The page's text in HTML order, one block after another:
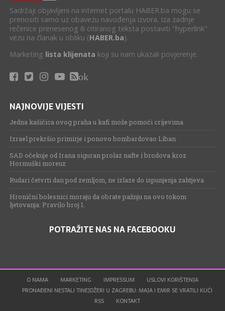
Sadržaji objavljeni na internet portalu HABER.ba mogu se
prenositi samo uz obavezu navođenja izvora. Iza zadnje
rečenice prenesenog ili citiranog teksta postaviti "hyperlink"
vezu na članak u obliku (HABER.ba).
Marketing lista klijenata koji su nam ukazali povjerenje.
ok
NAJNOVIJE VIJESTI
Jedna kašičica ovog praha u kafi može pomoći crijevima
Izrael prekršio primirje i ponovo bombardovao Liban
SAD očekuje od Irana siguran prolaz nafte i brodova kroz
Hormuški moreuz
Rudari četvrti dan pod zemljom, ne izlaze do ispunjenja zahtjeva
Hronični bolesnici moraju da obrate pažnju na ovo tokom
ljetovanja: Pravilo broj 1.
POTRAŽITE NAS NA FACEBOOKU
O NAMA MARKETING IMPRESSUM
USLOVI KORIŠTENJA
PRONAĐENI NESTALI TINEJDŽERI U ZAGREBU: MAJA I EMIR SE VRATILI KUĆI
RSS
KONTAKT